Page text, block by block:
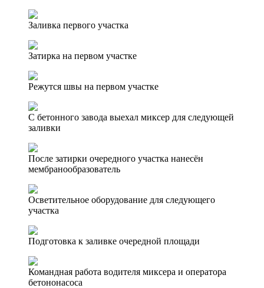
Заливка первого участка
Затирка на первом участке
Режутся швы на первом участке
С бетонного завода выехал миксер для следующей
заливки
После затирки очередного участка нанесён
мембранообразователь
Осветительное оборудование для следующего
участка
Подготовка к заливке очередной площади
Командная работа водителя миксера и оператора
бетононасоса